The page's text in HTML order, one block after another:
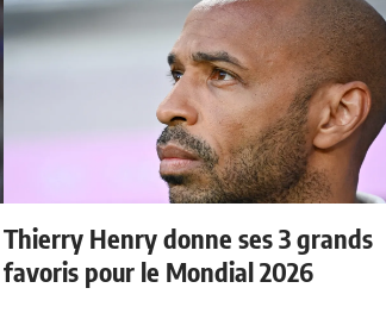
Thierry Henry donne ses 3 grands
favoris pour le Mondial 2026